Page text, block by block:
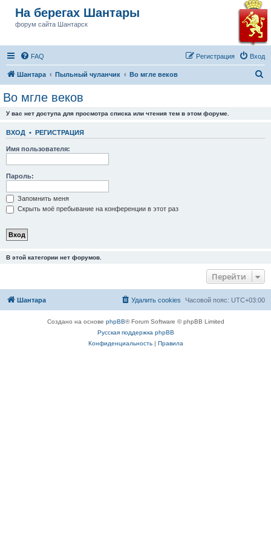
На берегах Шантары
форум сайта Шантарск
FAQ Вход
Регистрация
Шантара Пыльный чуланчик Во мгле веков
Во мгле веков
У вас нет доступа для просмотра списка или чтения тем в этом форуме.
ВХОД • РЕГИСТРАЦИЯ
Имя пользователя:
Пароль:
Запомнить меня
Скрыть моё пребывание на конференции в этот раз
В этой категории нет форумов.
Перейти
Шантара Часовой пояс: UTC+03:00
Удалить cookies
Создано на основе phpBB® Forum Software © phpBB Limited
Русская поддержка phpBB
Конфиденциальность| Правила